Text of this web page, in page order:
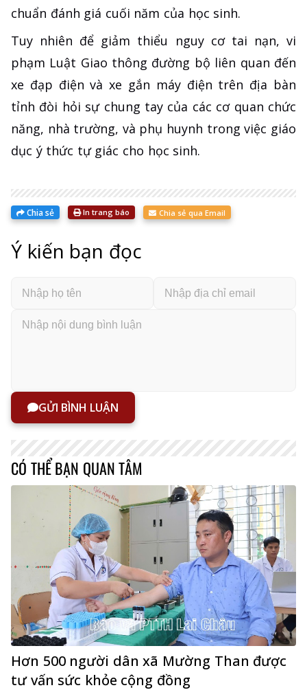
chuẩn đánh giá cuối năm của học sinh.
Tuy nhiên để giảm thiểu nguy cơ tai nạn, vi
phạm Luật Giao thông đường bộ liên quan đến
xe đạp điện và xe gắn máy điện trên địa bàn
tỉnh đòi hỏi sự chung tay của các cơ quan chức
năng, nhà trường, và phụ huynh trong việc giáo
dục ý thức tự giác cho học sinh.
Chia sẻ In trang báo Chia sẻ qua Email
Ý kiến bạn đọc
GỬI BÌNH LUẬN
CÓ THỂ BẠN QUAN TÂM
Hơn 500 người dân xã Mường Than được
tư vấn sức khỏe cộng đồng